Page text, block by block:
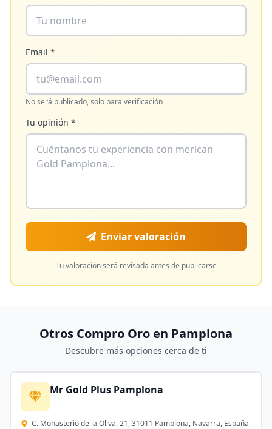
Email *
No será publicado, solo para verificación
Tu opinión *
Enviar valoración
Tu valoración será revisada antes de publicarse
Otros Compro Oro en Pamplona
Descubre más opciones cerca de ti
Mr Gold Plus Pamplona
C. Monasterio de la Oliva, 21, 31011 Pamplona, Navarra, España